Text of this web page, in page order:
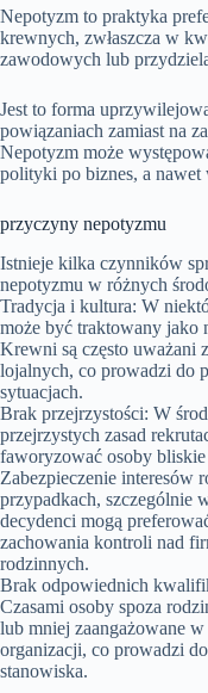
Nepotyzm to praktyka
krewnych, zwłaszcza w
zawodowych lub
Jest to forma
powiązaniach zamiast na
Nepotyzm może
polityki po biznes, a nawet
przyczyny nepotyzmu
Istnieje kilka czynników
nepotyzmu w różnych
Tradycja i kultura: W
może być traktowany jako
Krewni są często uważani
lojalnych, co prowadzi do
sytuacjach.
Brak przejrzystości: W
przejrzystych zasad
faworyzować osoby
Zabezpieczenie interesów
przypadkach, szczególnie
decydenci mogą
zachowania kontroli nad
rodzinnych.
Brak odpowiednich
Czasami osoby spoza
lub mniej zaangażowane
organizacji, co prowadzi
stanowiska.